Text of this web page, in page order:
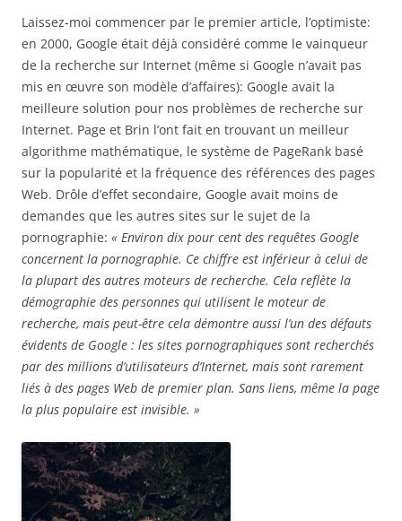
Laissez-moi commencer par le premier article, l’optimiste:
en 2000, Google était déjà considéré comme le vainqueur
de la recherche sur Internet (même si Google n’avait pas
mis en œuvre son modèle d’affaires): Google avait la
meilleure solution pour nos problèmes de recherche sur
Internet. Page et Brin l’ont fait en trouvant un meilleur
algorithme mathématique, le système de PageRank basé
sur la popularité et la fréquence des références des pages
Web. Drôle d’effet secondaire, Google avait moins de
demandes que les autres sites sur le sujet de la
pornographie: « Environ dix pour cent des requêtes Google
concernent la pornographie. Ce chiffre est inférieur à celui de
la plupart des autres moteurs de recherche. Cela reflète la
démographie des personnes qui utilisent le moteur de
recherche, mais peut-être cela démontre aussi l’un des défauts
évidents de Google : les sites pornographiques sont recherchés
par des millions d’utilisateurs d’Internet, mais sont rarement
liés à des pages Web de premier plan. Sans liens, même la page
la plus populaire est invisible. »